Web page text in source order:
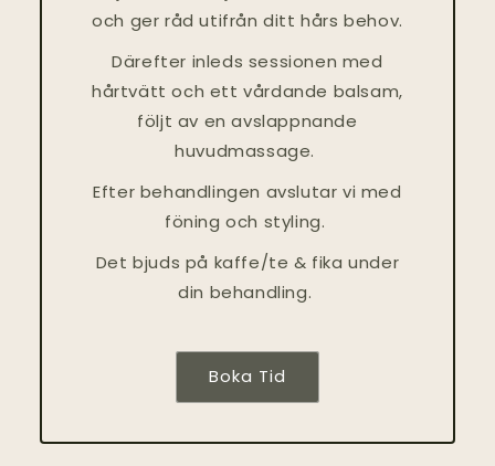
och ger råd utifrån ditt hårs behov.
Därefter inleds sessionen med
hårtvätt och ett vårdande balsam,
följt av en avslappnande
huvudmassage.
Efter behandlingen avslutar vi med
föning och styling.
Det bjuds på kaffe/te & fika under
din behandling.
Boka Tid